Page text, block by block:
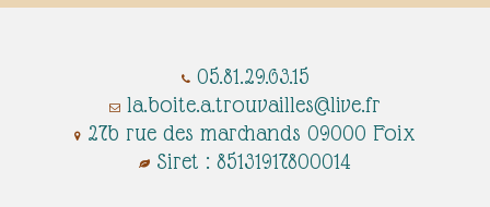
05.81.29.63.15
la.boite.a.trouvailles@live.fr
27b rue des marchands 09000 Foix
Siret : 85131917800014